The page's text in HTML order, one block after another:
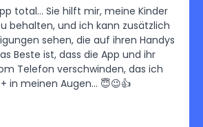
total… Sie hilft mir, meine Kinder
behalten, und ich kann zusätzlich
sehen, die auf ihren Handys
Beste ist, dass die App und ihr
Telefon verschwinden, das ich
in meinen Augen… 😇😉👍